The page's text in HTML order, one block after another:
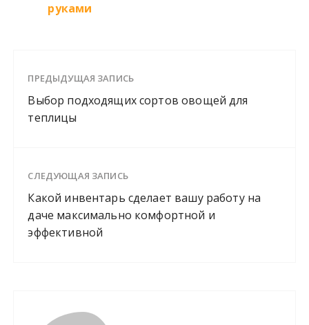
руками
ПРЕДЫДУЩАЯ ЗАПИСЬ
Выбор подходящих сортов овощей для
теплицы
СЛЕДУЮЩАЯ ЗАПИСЬ
Какой инвентарь сделает вашу работу на
даче максимально комфортной и
эффективной